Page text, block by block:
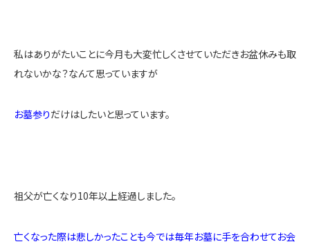
私はありがたいことに今月も大変忙しくさせていただきお盆休みも取
れないかな？なんて思っていますが
お墓参りだけはしたいと思っています。
祖父が亡くなり10年以上経過しました。
亡くなった際は悲しかったことも今では毎年お墓に手を合わせてお会